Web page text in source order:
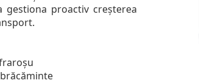
proactiv creșterea